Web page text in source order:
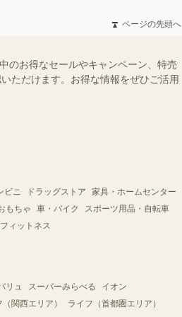
ページの先頭へ
のお得なセールやキャンペーン、特売
ただけます。お得な情報をぜひご活用
ビニ ドラッグストア
家具・ホームセンター
もちゃ
車・バイク
スポーツ用品・自転車
ィットネス
リュ スーパーみらべる
イオン
関西エリア）
ライフ（首都圏エリア）